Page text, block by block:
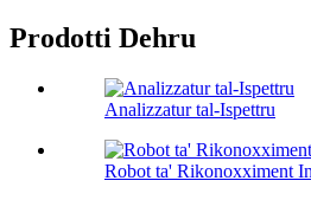
Prodotti Dehru
Analizzatur tal-Ispettru
Robot ta' Rikonoxximent